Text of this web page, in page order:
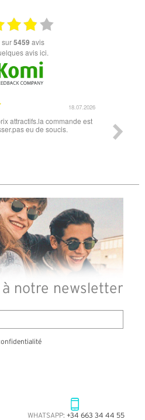
sur5459 avis
avis ici.
18.07.2026
attractifs.la commande est
eu de soucis.
notre newsletter
WHATSAPP: +34 663 34 44 55